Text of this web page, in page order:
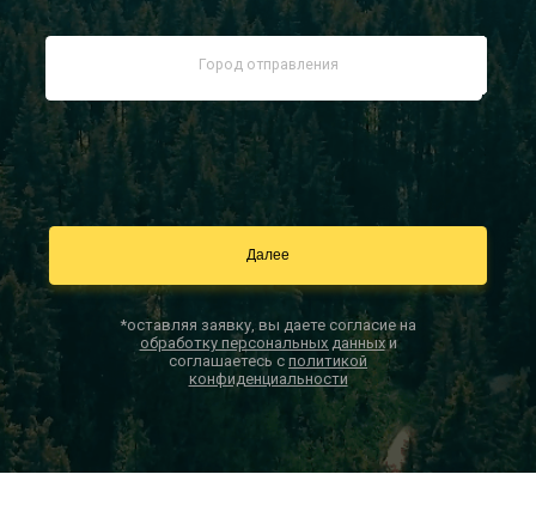
Заказать звонок
Контакты
*оставляя заявку, вы даете согласие на
обработку персональных данныхи
соглашаетесь с политикой
конфиденциальности